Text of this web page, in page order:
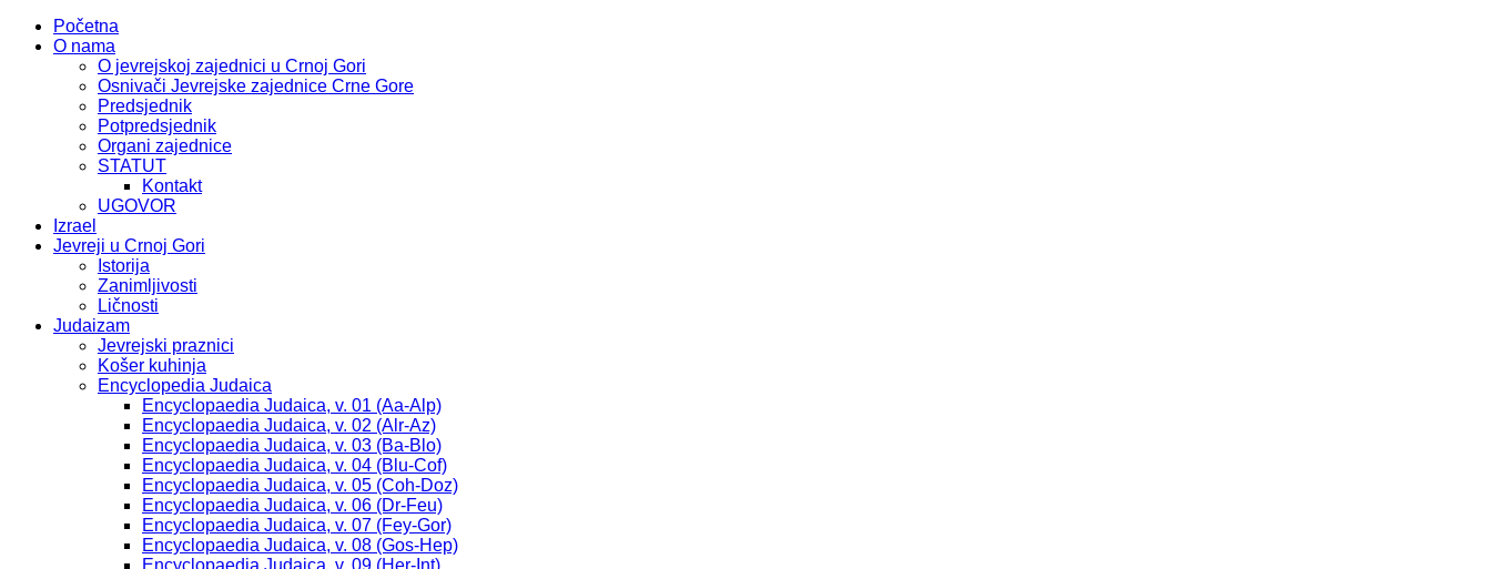
Početna
O nama
O jevrejskoj zajednici u Crnoj Gori
Osnivači Jevrejske zajednice Crne Gore
Predsjednik
Potpredsjednik
Organi zajednice
STATUT
Kontakt
UGOVOR
Izrael
Jevreji u Crnoj Gori
Istorija
Zanimljivosti
Ličnosti
Judaizam
Jevrejski praznici
Košer kuhinja
Encyclopedia Judaica
Encyclopaedia Judaica, v. 01 (Aa-Alp)
Encyclopaedia Judaica, v. 02 (Alr-Az)
Encyclopaedia Judaica, v. 03 (Ba-Blo)
Encyclopaedia Judaica, v. 04 (Blu-Cof)
Encyclopaedia Judaica, v. 05 (Coh-Doz)
Encyclopaedia Judaica, v. 06 (Dr-Feu)
Encyclopaedia Judaica, v. 07 (Fey-Gor)
Encyclopaedia Judaica, v. 08 (Gos-Hep)
Encyclopaedia Judaica, v. 09 (Her-Int)